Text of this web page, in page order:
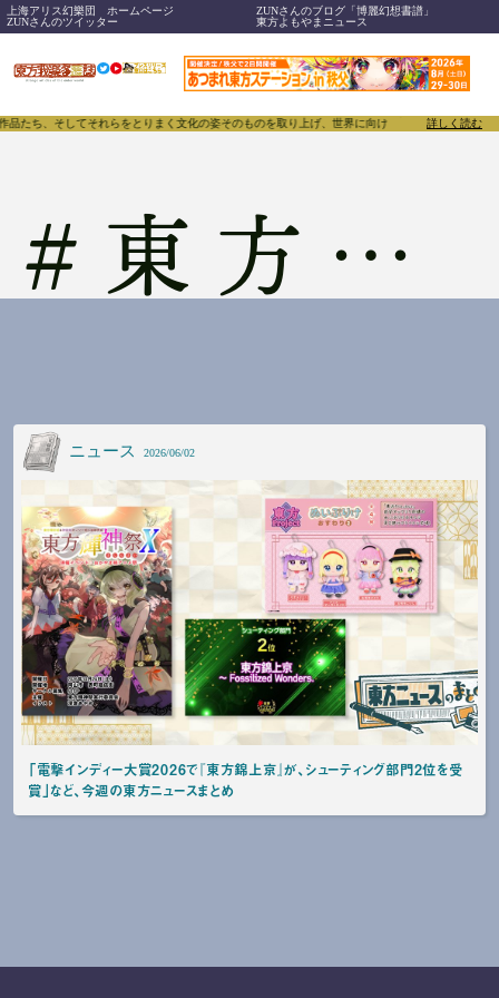
上海アリス幻樂団 ホームページ
ZUNさんのブログ「博麗幻想書譜」
ZUNさんのツイッター
東方よもやまニュース
ち、そしてそれらをとりまく文化の姿そのものを取り上げ、世界に向けて誇らしく発信する
詳しく読む
# 東方輝針城
ニュース 2026/06/02
「電撃インディー大賞2026で『東方錦上京』が、シューティング部門2位を受
賞」など、今週の東方ニュースまとめ